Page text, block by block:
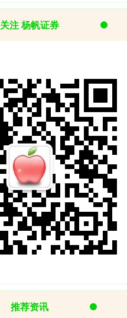
关注 杨帆证券
推荐资讯